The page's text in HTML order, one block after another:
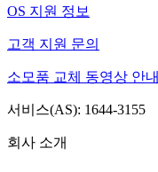
OS 지원 정보
고객 지원 문의
소모품 교체 동영상 안내
서비스(AS): 1644-3155
회사 소개